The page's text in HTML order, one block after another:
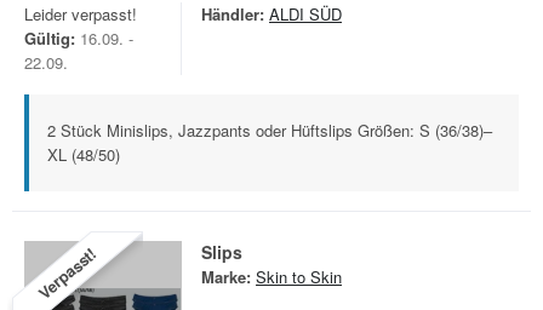
Leider verpasst!
Gültig: 16.09. -
22.09.
Händler: ALDI SÜD
2 Stück Minislips, Jazzpants oder Hüftslips Größen: S (36/38)–
XL (48/50)
Verpasst! Slips
Marke: Skin to Skin